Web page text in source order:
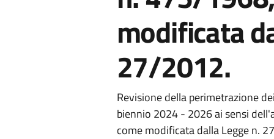
modificata
27/2012.
Revisione della perimetrazione
biennio 2024 - 2026 ai sensi
come modificata dalla Legge n.